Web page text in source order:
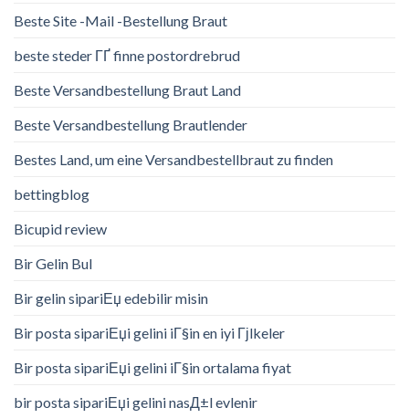
Beste Site -Mail -Bestellung Braut
beste steder ГҐ finne postordrebrud
Beste Versandbestellung Braut Land
Beste Versandbestellung Brautlender
Bestes Land, um eine Versandbestellbraut zu finden
bettingblog
Bicupid review
Bir Gelin Bul
Bir gelin sipariЕџ edebilir misin
Bir posta sipariЕџi gelini iГ§in en iyi Гјlkeler
Bir posta sipariЕџi gelini iГ§in ortalama fiyat
bir posta sipariЕџi gelini nasД±l evlenir